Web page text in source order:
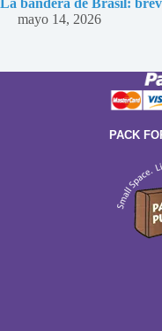
La bandera de Brasil:
mayo 14, 2026
PACK